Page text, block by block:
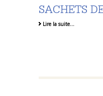
SACHETS
Lire la suite…